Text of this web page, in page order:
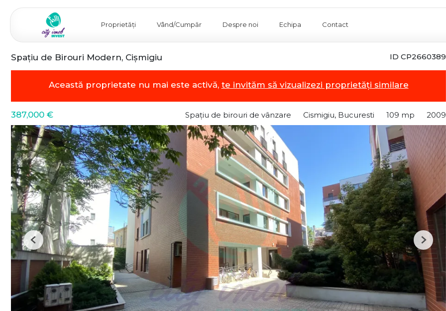
Proprietăți Vând/Cumpăr Despre noi Echipa Contact
ID CP2660389
Spațiu de Birouri Modern, Cișmigiu
Această proprietate nu mai este activă, te invităm să vizualizezi proprietăți similare
387,000 € Spațiu de birouri de vânzare Cismigiu, Bucuresti 109 mp 2009
Previous Next